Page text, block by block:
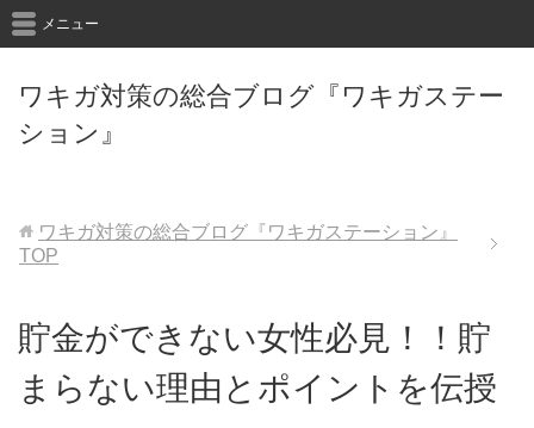
ワキガ対策の総合ブログ『ワキガステー
ション』
メニュー
ワキガ対策の総合ブログ『ワキガステーション』
TOP
貯金ができない女性必見！！貯
まらない理由とポイントを伝授